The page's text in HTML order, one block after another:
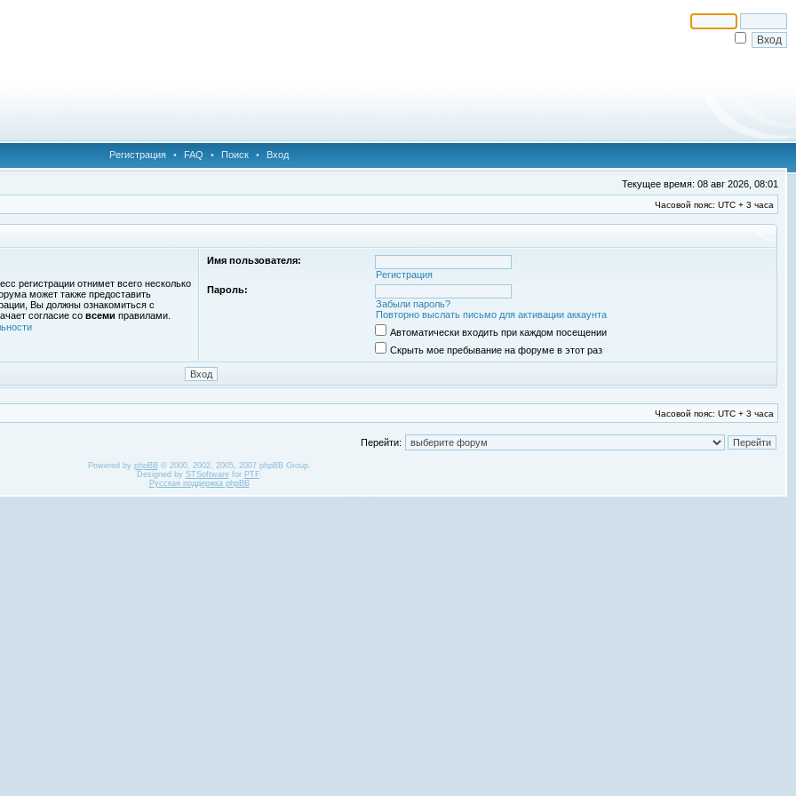
Регистрация • FAQ • Поиск • Вход
Текущее время: 08 авг 2026, 08:01
Часовой пояс: UTC + 3 часа
регистрации отнимет всего несколько
может также предоставить
Вы должны ознакомиться с
согласие со всеми правилами.
Имя пользователя:
Регистрация
Пароль:
Забыли пароль?
Повторно выслать письмо для активации аккаунта
Автоматически входить при каждом посещении
Скрыть мое пребывание на форуме в этот раз
Часовой пояс: UTC + 3 часа
Перейти:
Powered by phpBB© 2000, 2002, 2005, 2007 phpBB Group.
Designed by STSoftwarefor PTF.
Русская поддержка phpBB